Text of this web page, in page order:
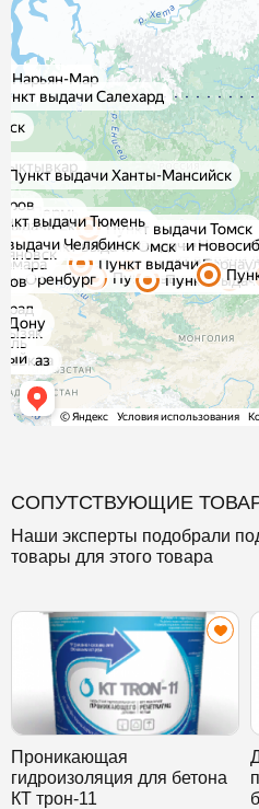
СОПУТСТВУЮЩИЕ
Наши эксперты подобрали
товары для этого товара
Проникающая
гидроизоляция для бетона
КТ трон-11